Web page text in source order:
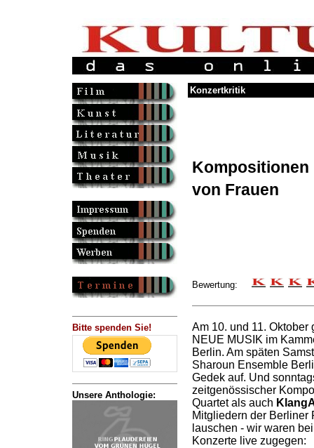
Bitte spenden Sie!
Unsere Anthologie:
Konzertkritik
Kompositionen
von Frauen
Bewertung:
Am 10. und 11.
NEUE MUSIK im
Berlin. Am späten
Sharoun Ensemble
Gedek auf. Und
zeitgenössischer
Quartet als auch
Mitgliedern der Berliner
lauschen - wir waren
Konzerte live zugegen: